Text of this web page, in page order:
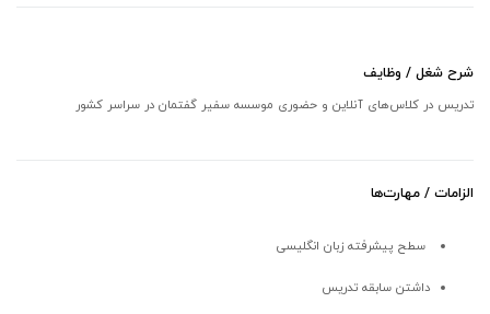
شرح شغل / وظایف
تدریس در کلاس‌های آنلاین و حضوری موسسه سفیر گفتمان در سراسر کشور
الزامات / مهارت‌ها
سطح پیشرفته زبان انگلیسی
داشتن سابقه تدریس